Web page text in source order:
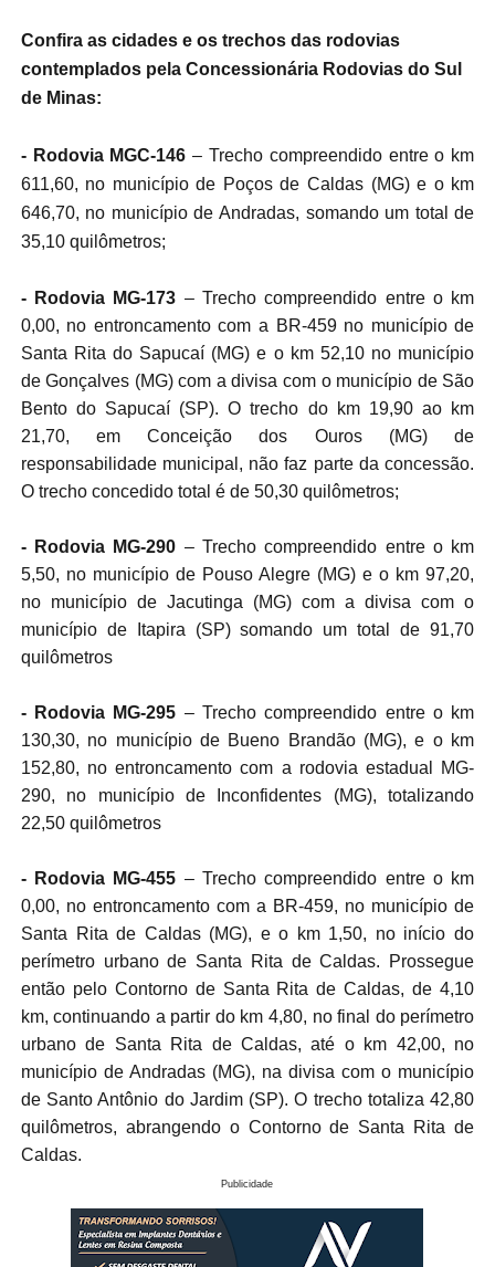
Confira as cidades e os trechos das rodovias
contemplados pela Concessionária Rodovias do Sul
de Minas:
- Rodovia MGC-146 – Trecho compreendido entre o km
611,60, no município de Poços de Caldas (MG) e o km
646,70, no município de Andradas, somando um total de
35,10 quilômetros;
- Rodovia MG-173 – Trecho compreendido entre o km
0,00, no entroncamento com a BR-459 no município de
Santa Rita do Sapucaí (MG) e o km 52,10 no município
de Gonçalves (MG) com a divisa com o município de São
Bento do Sapucaí (SP). O trecho do km 19,90 ao km
21,70, em Conceição dos Ouros (MG) de
responsabilidade municipal, não faz parte da concessão.
O trecho concedido total é de 50,30 quilômetros;
- Rodovia MG-290 – Trecho compreendido entre o km
5,50, no município de Pouso Alegre (MG) e o km 97,20,
no município de Jacutinga (MG) com a divisa com o
município de Itapira (SP) somando um total de 91,70
quilômetros
- Rodovia MG-295 – Trecho compreendido entre o km
130,30, no município de Bueno Brandão (MG), e o km
152,80, no entroncamento com a rodovia estadual MG-
290, no município de Inconfidentes (MG), totalizando
22,50 quilômetros
- Rodovia MG-455 – Trecho compreendido entre o km
0,00, no entroncamento com a BR-459, no município de
Santa Rita de Caldas (MG), e o km 1,50, no início do
perímetro urbano de Santa Rita de Caldas. Prossegue
então pelo Contorno de Santa Rita de Caldas, de 4,10
km, continuando a partir do km 4,80, no final do perímetro
urbano de Santa Rita de Caldas, até o km 42,00, no
município de Andradas (MG), na divisa com o município
de Santo Antônio do Jardim (SP). O trecho totaliza 42,80
quilômetros, abrangendo o Contorno de Santa Rita de
Caldas.
Publicidade